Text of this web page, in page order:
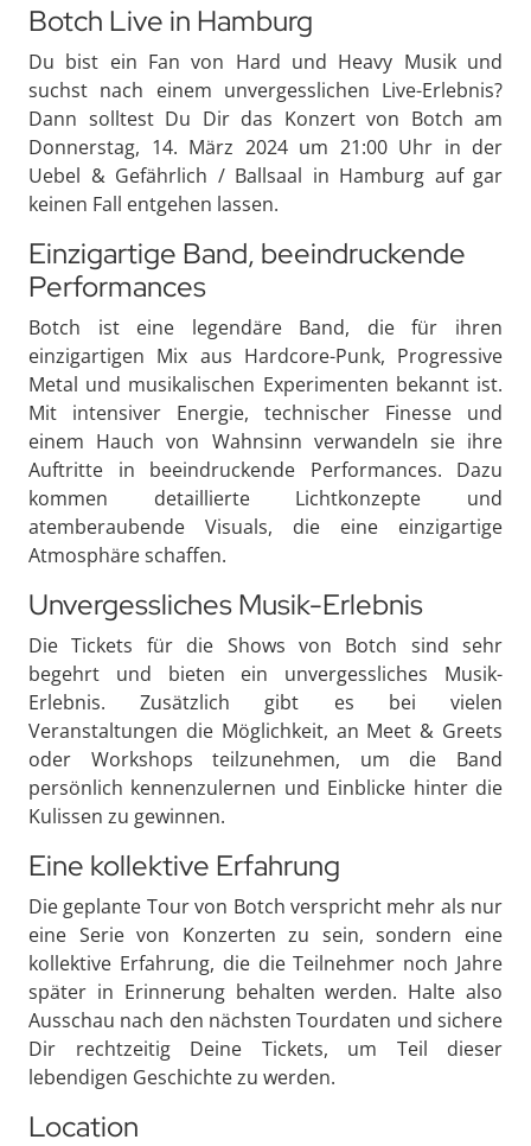
Botch Live in Hamburg
Du bist ein Fan von Hard und Heavy Musik und
suchst nach einem unvergesslichen Live-Erlebnis?
Dann solltest Du Dir das Konzert von Botch am
Donnerstag, 14. März 2024 um 21:00 Uhr in der
Uebel & Gefährlich / Ballsaal in Hamburg auf gar
keinen Fall entgehen lassen.
Einzigartige Band, beeindruckende
Performances
Botch ist eine legendäre Band, die für ihren
einzigartigen Mix aus Hardcore-Punk, Progressive
Metal und musikalischen Experimenten bekannt ist.
Mit intensiver Energie, technischer Finesse und
einem Hauch von Wahnsinn verwandeln sie ihre
Auftritte in beeindruckende Performances. Dazu
kommen detaillierte Lichtkonzepte und
atemberaubende Visuals, die eine einzigartige
Atmosphäre schaffen.
Unvergessliches Musik-Erlebnis
Die Tickets für die Shows von Botch sind sehr
begehrt und bieten ein unvergessliches Musik-
Erlebnis. Zusätzlich gibt es bei vielen
Veranstaltungen die Möglichkeit, an Meet & Greets
oder Workshops teilzunehmen, um die Band
persönlich kennenzulernen und Einblicke hinter die
Kulissen zu gewinnen.
Eine kollektive Erfahrung
Die geplante Tour von Botch verspricht mehr als nur
eine Serie von Konzerten zu sein, sondern eine
kollektive Erfahrung, die die Teilnehmer noch Jahre
später in Erinnerung behalten werden. Halte also
Ausschau nach den nächsten Tourdaten und sichere
Dir rechtzeitig Deine Tickets, um Teil dieser
lebendigen Geschichte zu werden.
Location